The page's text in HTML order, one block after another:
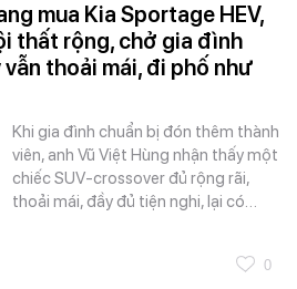
mua Kia Sportage HEV,
thất rộng, chở gia đình
thoải mái, đi phố như
Khi gia đình chuẩn bị đón thêm thành
viên, anh Vũ Việt Hùng nhận thấy một
chiếc SUV-crossover đủ rộng rãi,
thoải mái, đầy đủ tiện nghi, lại có…
0